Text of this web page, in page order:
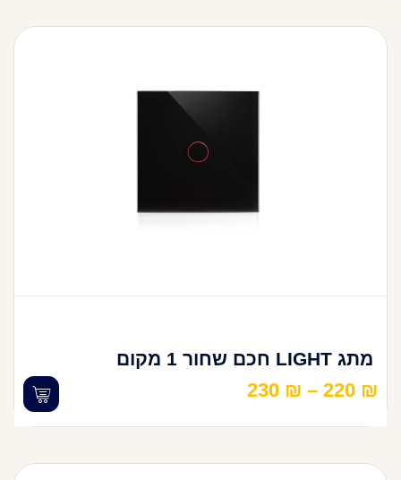
מתג LIGHT חכם שחור 1 מקום
220 ₪
–
230 ₪